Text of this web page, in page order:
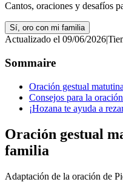
Cantos, oraciones y desafíos
Sí, oro con mi familia
Actualizado el 09/06/2026|
Sommaire
Oración gestual
Consejos para la
¡Hozana te ayuda a
Oración gestual
familia
Adaptación de la oración de